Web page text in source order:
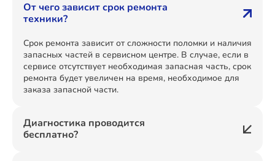
От чего зависит срок ремонта
техники?
Срок ремонта зависит от сложности поломки и наличия
запасных частей в сервисном центре. В случае, если в
сервисе отсутствует необходимая запасная часть, срок
ремонта будет увеличен на время, необходимое для
заказа запасной части.
Диагностика проводится
бесплатно?